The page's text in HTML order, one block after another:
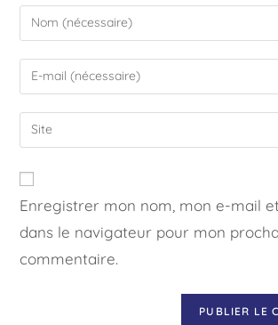
Enregistrer mon nom, mon e-mail
dans le navigateur pour mon
commentaire.